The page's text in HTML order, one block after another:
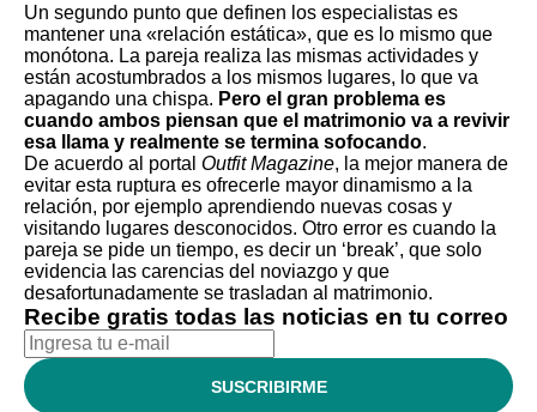
Un segundo punto que definen los especialistas es
mantener una «relación estática», que es lo mismo que
monótona. La pareja realiza las mismas actividades y
están acostumbrados a los mismos lugares, lo que va
apagando una chispa. Pero el gran problema es
cuando ambos piensan que el matrimonio va a revivir
esa llama y realmente se termina sofocando.
De acuerdo al portal Outfit Magazine, la mejor manera de
evitar esta ruptura es ofrecerle mayor dinamismo a la
relación, por ejemplo aprendiendo nuevas cosas y
visitando lugares desconocidos. Otro error es cuando la
pareja se pide un tiempo, es decir un ‘break’, que solo
evidencia las carencias del noviazgo y que
desafortunadamente se trasladan al matrimonio.
Recibe gratis todas las noticias en tu correo
SUSCRIBIRME